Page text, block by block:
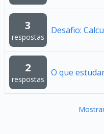
3
respostas
Desafio:
2
respostas
O que